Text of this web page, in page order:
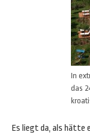
In
das
Es liegt da, als hätte